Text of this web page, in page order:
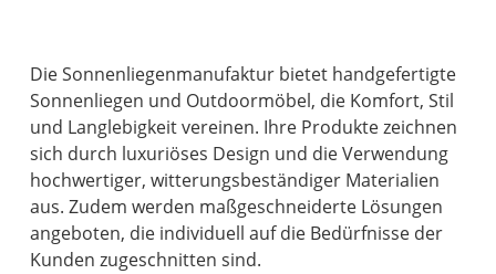
Die Sonnenliegenmanufaktur bietet handgefertigte
Sonnenliegen und Outdoormöbel, die Komfort, Stil
und Langlebigkeit vereinen. Ihre Produkte zeichnen
sich durch luxuriöses Design und die Verwendung
hochwertiger, witterungsbeständiger Materialien
aus. Zudem werden maßgeschneiderte Lösungen
angeboten, die individuell auf die Bedürfnisse der
Kunden zugeschnitten sind.